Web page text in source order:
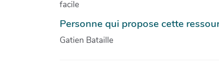
facile
Personne qui propose cette
Gatien Bataille